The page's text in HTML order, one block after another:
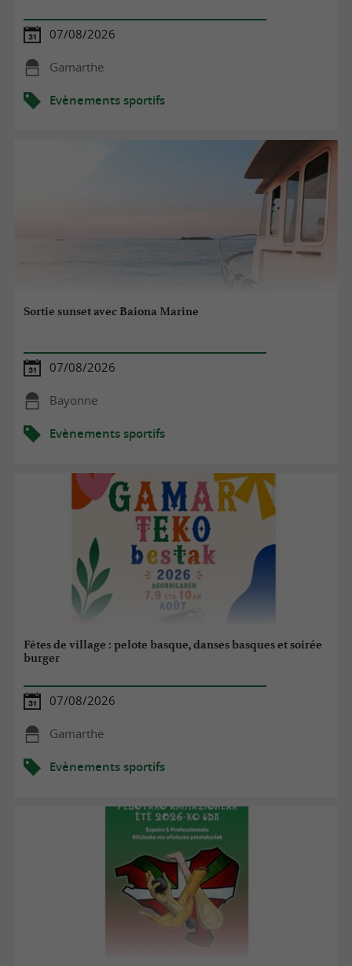
07/08/2026
Gamarthe
Evènements sportifs
Sortie sunset avec Baiona Marine
07/08/2026
Bayonne
Evènements sportifs
Fêtes de village : pelote basque, danses basques et soirée
burger
07/08/2026
Gamarthe
Evènements sportifs